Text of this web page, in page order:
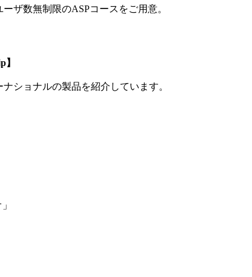
ザ数無制限のASPコースをご用意。
ショナルの製品を紹介しています。